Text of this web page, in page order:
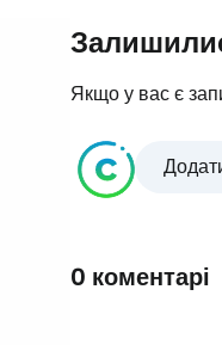
Якщо у вас є
0 коментарі